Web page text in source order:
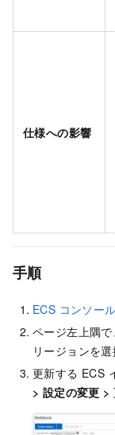
仕様への影響
手順
ECS コンソー
ページ左上隅
リージョンを選
更新する ECS
> 設定の変更 >